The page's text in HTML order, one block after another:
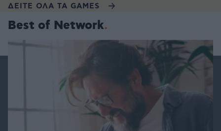
ΔΕΙΤΕ ΟΛΑ ΤΑ GAMES
Best of Network